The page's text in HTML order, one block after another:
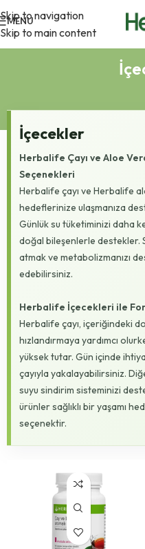
Skip to navigation
Skip to main content
MENU
İçecekler
Herbalife Çayı ve Aloe
Seçenekleri
Herbalife çayı ve Herbalife
hedeflerinize ulaşmanıza
Günlük su tüketiminizi daha
doğal bileşenlerle destekler.
atmak ve metabolizmanızı
edebilirsiniz.
Herbalife İçecekleri ile
Herbalife çayı, içeriğindeki
hızlandırmaya yardımcı
yüksek tutar. Gün içinde
çayıyla yakalayabilirsiniz.
suyu sindirim sisteminizi
ürünler sağlıklı bir yaşamı
seçenektir.